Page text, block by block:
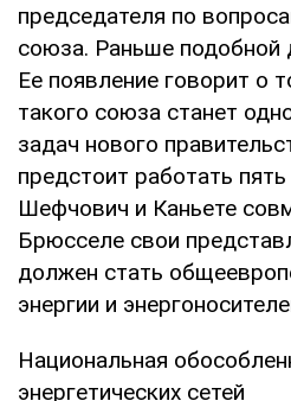
председателя по
союза. Раньше подобной
Ее появление говорит о
такого союза станет
задач нового
предстоит работать
Шефчович и Каньете
Брюсселе свои
должен стать
энергии и
Национальная
энергетических сетей